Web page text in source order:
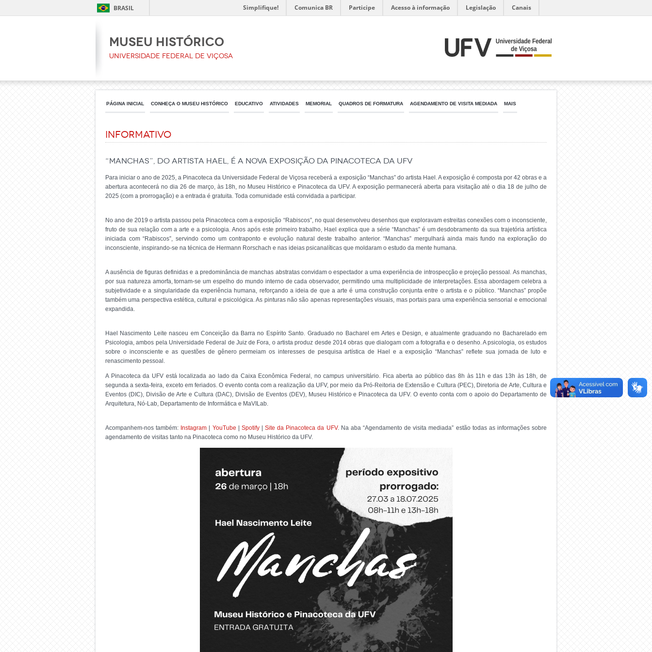
BRASIL Simplifique! Comunica BR Participe Acesso à informação Legislação Canais
Museu Histórico
Universidade Federal de Viçosa
PÁGINA INICIAL CONHEÇA O MUSEU HISTÓRICO EDUCATIVO ATIVIDADES MEMORIAL QUADROS DE FORMATURA AGENDAMENTO DE VISITA MEDIADA MAIS
Informativo
“Manchas”, do artista Hael, é a nova exposição da Pinacoteca da UFV
Para iniciar o ano de 2025, a Pinacoteca da Universidade Federal de Viçosa receberá a exposição “Manchas” do artista Hael. A exposição é composta por 42 obras e a
abertura acontecerá no dia 26 de março, às 18h, no Museu Histórico e Pinacoteca da UFV. A exposição permanecerá aberta para visitação até o dia 18 de julho de
2025 (com a prorrogação) e a entrada é gratuita. Toda comunidade está convidada a participar.
No ano de 2019 o artista passou pela Pinacoteca com a exposição “Rabiscos”, no qual desenvolveu desenhos que exploravam estreitas conexões com o inconsciente,
fruto de sua relação com a arte e a psicologia. Anos após este primeiro trabalho, Hael explica que a série “Manchas” é um desdobramento da sua trajetória artística
iniciada com “Rabiscos”, servindo como um contraponto e evolução natural deste trabalho anterior. “Manchas” mergulhará ainda mais fundo na exploração do
inconsciente, inspirando-se na técnica de Hermann Rorschach e nas ideias psicanalíticas que moldaram o estudo da mente humana.
A ausência de figuras definidas e a predominância de manchas abstratas convidam o espectador a uma experiência de introspecção e projeção pessoal. As manchas,
por sua natureza amorfa, tornam-se um espelho do mundo interno de cada observador, permitindo uma multiplicidade de interpretações. Essa abordagem celebra a
subjetividade e a singularidade da experiência humana, reforçando a ideia de que a arte é uma construção conjunta entre o artista e o público. “Manchas” propõe
também uma perspectiva estética, cultural e psicológica. As pinturas não são apenas representações visuais, mas portais para uma experiência sensorial e emocional
expandida.
Hael Nascimento Leite nasceu em Conceição da Barra no Espírito Santo. Graduado no Bacharel em Artes e Design, e atualmente graduando no Bacharelado em
Psicologia, ambos pela Universidade Federal de Juiz de Fora, o artista produz desde 2014 obras que dialogam com a fotografia e o desenho. A psicologia, os estudos
sobre o inconsciente e as questões de gênero permeiam os interesses de pesquisa artística de Hael e a exposição “Manchas” reflete sua jornada de luto e
renascimento pessoal.
A Pinacoteca da UFV está localizada ao lado da Caixa Econômica Federal, no campus universitário. Fica aberta ao público das 8h às 11h e das 13h às 18h, de
segunda a sexta-feira, exceto em feriados. O evento conta com a realização da UFV, por meio da Pró-Reitoria de Extensão e Cultura (PEC), Diretoria de Arte, Cultura e
Eventos (DIC), Divisão de Arte e Cultura (DAC), Divisão de Eventos (DEV), Museu Histórico e Pinacoteca da UFV. O evento conta com o apoio do Departamento de
Arquitetura, Nó-Lab, Departamento de Informática e MaVILab.
Acompanhem-nos também: Instagram YouTube Spotify|Site da Pinacoteca da UFV. Na aba “Agendamento de visita mediada” estão todas as informações sobre
agendamento de visitas tanto na Pinacoteca como no Museu Histórico da UFV.